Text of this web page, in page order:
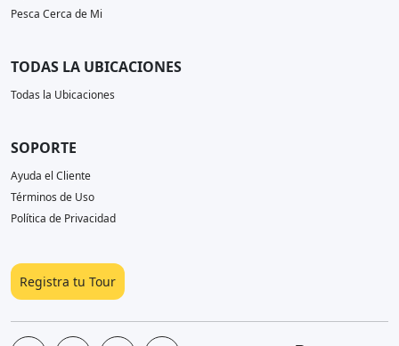
Pesca Cerca de Mi
TODAS LA UBICACIONES
Todas la Ubicaciones
SOPORTE
Ayuda el Cliente
Términos de Uso
Política de Privacidad
Registra tu Tour